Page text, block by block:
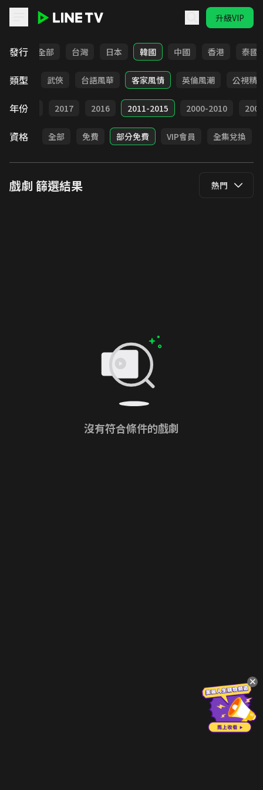
升級VIP
發行 全部 台灣 日本 韓國 中國 香港 泰國
類型
時代 武俠 台語風華 客家風情 英倫風潮 公視精
年份
2018 2017 2016 2011-2015 2000-2010
資格 全部 免費 部分免費 VIP會員 全集兌換
戲劇 篩選結果 熱門
沒有符合條件的戲劇